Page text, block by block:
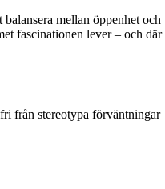
mellan öppenhet och
fascinationen lever – och där
från stereotypa förväntningar